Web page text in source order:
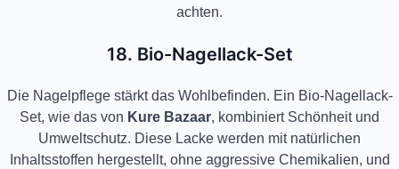
achten.
18. Bio-Nagellack-Set
Die Nagelpflege stärkt das Wohlbefinden. Ein Bio-Nagellack-
Set, wie das von Kure Bazaar, kombiniert Schönheit und
Umweltschutz. Diese Lacke werden mit natürlichen
Inhaltsstoffen hergestellt, ohne aggressive Chemikalien, und